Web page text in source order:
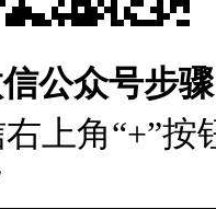
公众号步骤
上角“+”按